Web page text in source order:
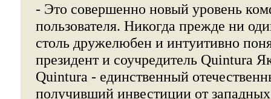
- Это совершенно новый уровень
пользователя. Никогда прежде ни
столь дружелюбен и интуитивно
президент и соучредитель Quintura
Quintura - единственный
получивший инвестиции от